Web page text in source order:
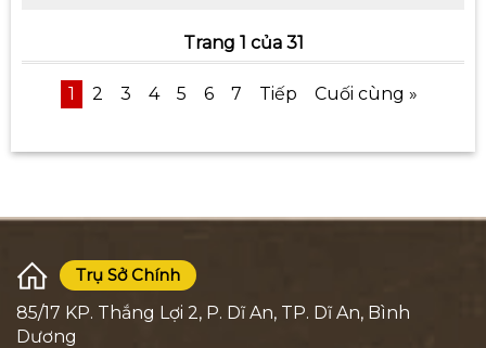
Trang 1 của 31
1 2 3 4 5 6 7 Tiếp Cuối cùng »
Trụ Sở Chính
85/17 KP. Thắng Lợi 2, P. Dĩ An, TP. Dĩ An, Bình
Dương